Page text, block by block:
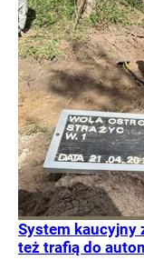
System kaucyjny
też trafią do